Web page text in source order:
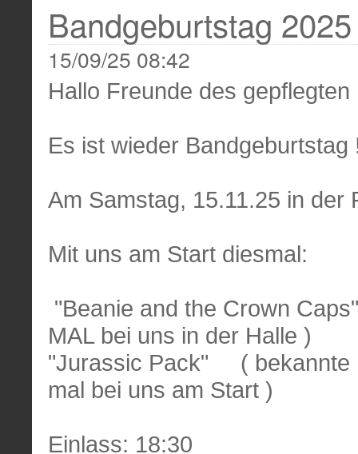
Bandgeburtstag 2025
15/09/25 08:42
Hallo Freunde des
Es ist wieder Bandgeburtstag
Am Samstag, 15.11.25 in der
Mit uns am Start diesmal:
"Beanie and the Crown
MAL bei uns in der Halle )
"Jurassic Pack" ( bekannte
mal bei uns am Start )
Einlass: 18:30